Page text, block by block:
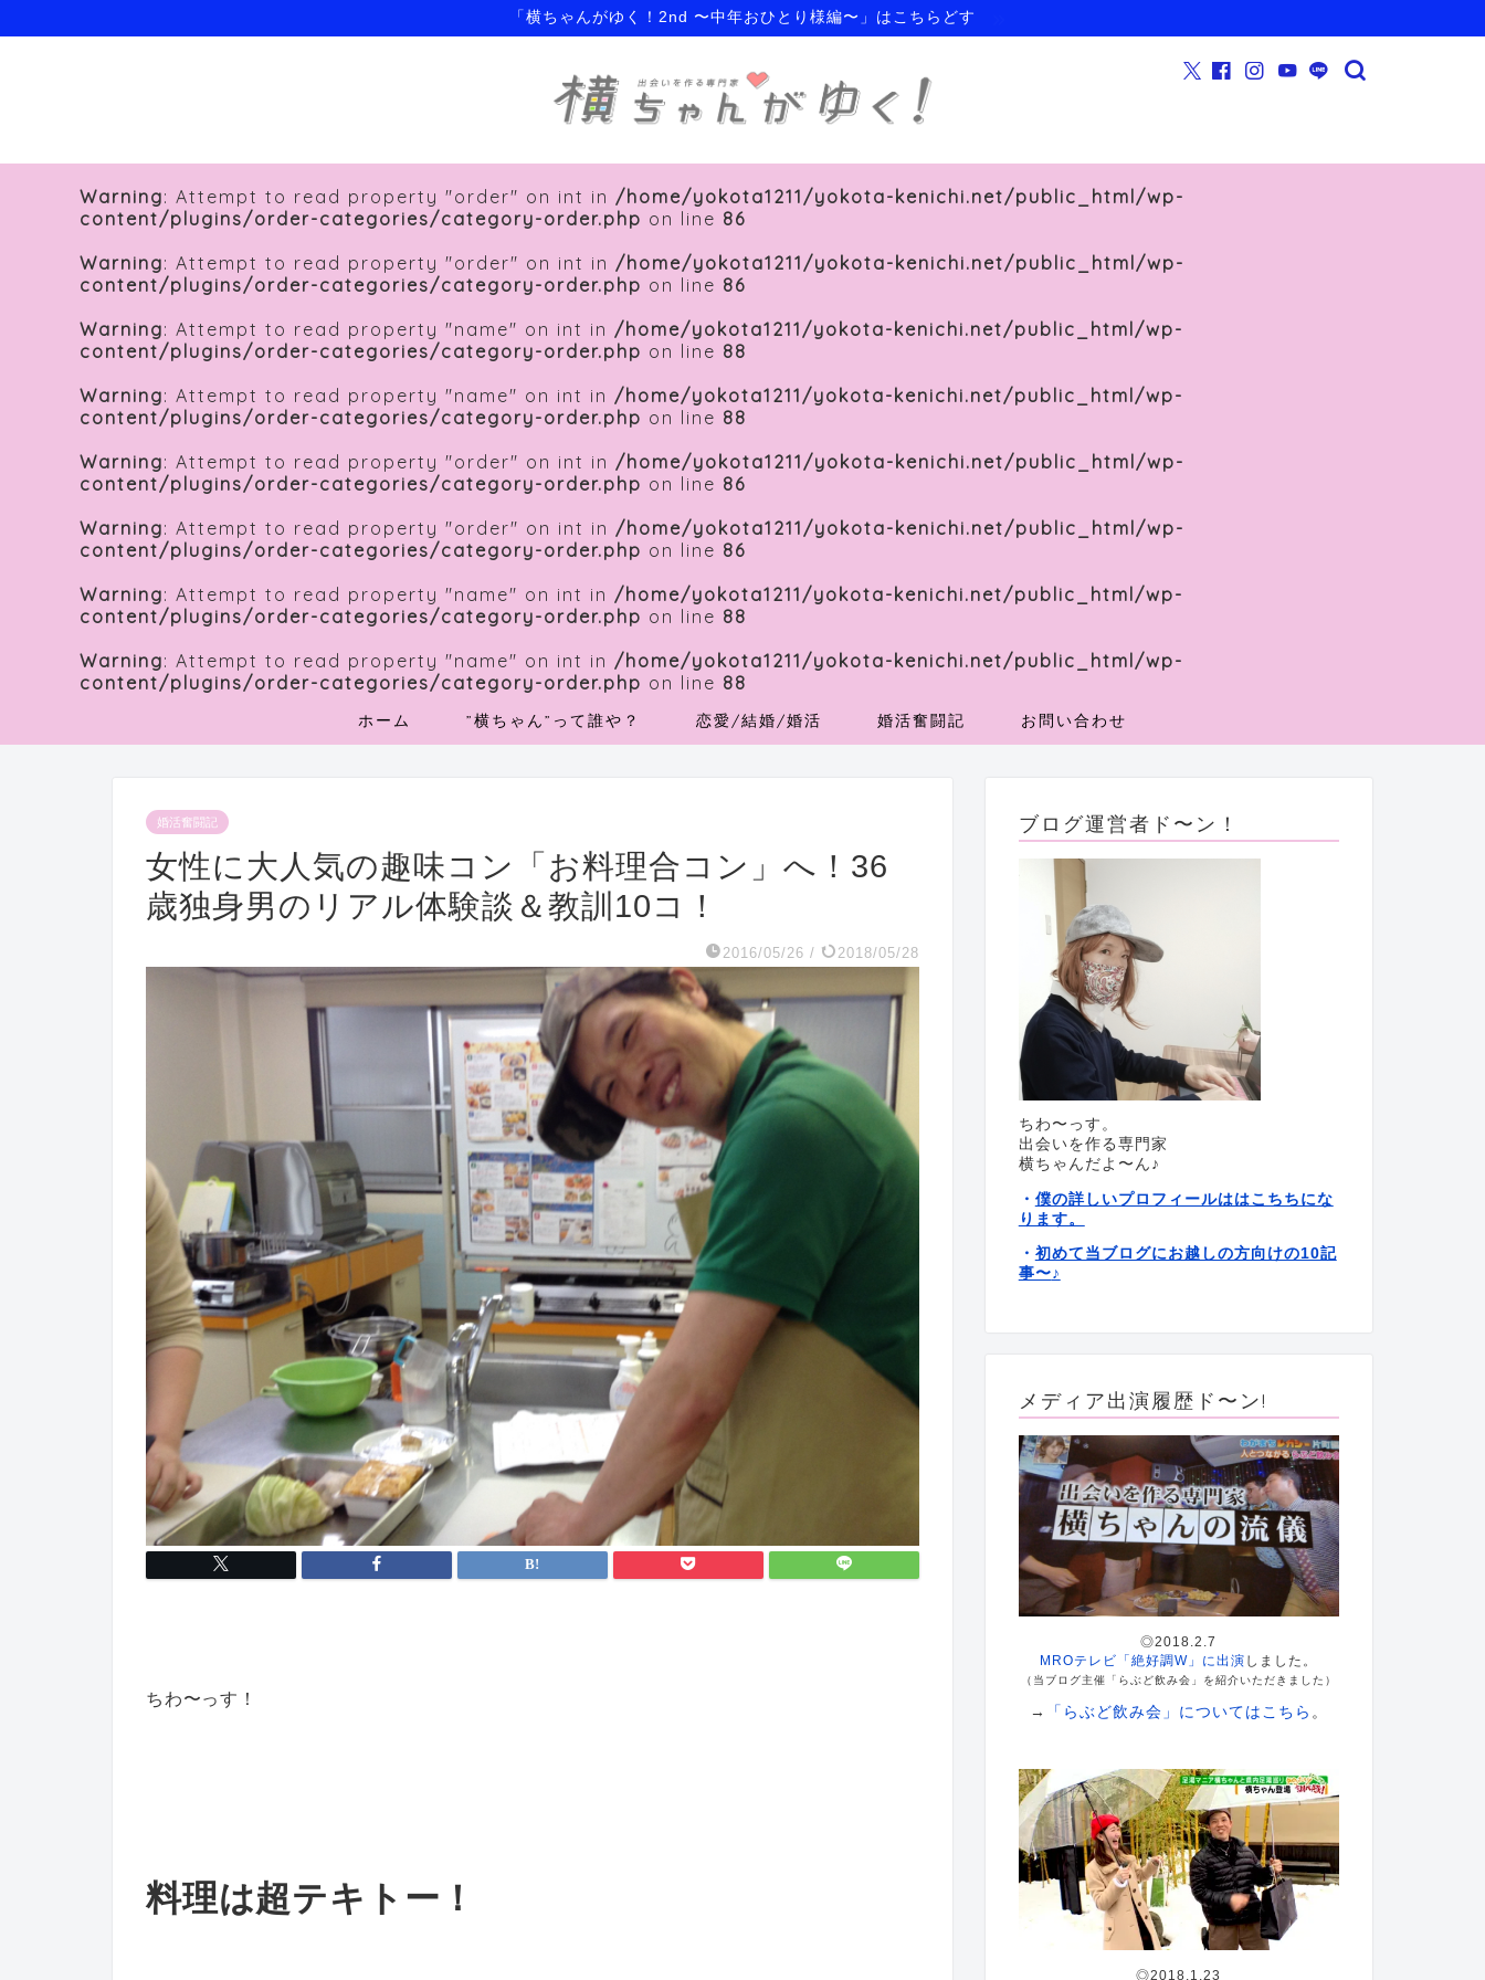
「横ちゃんがゆく！2nd 〜中年おひとり様編〜」はこちらどす
Warning: Attempt to read property "order" on int in /home/yokota1211/yokota-kenichi.net/public_html/wp-
content/plugins/order-categories/category-order.php on line 86
Warning: Attempt to read property "order" on int in /home/yokota1211/yokota-kenichi.net/public_html/wp-
content/plugins/order-categories/category-order.php on line 86
Warning: Attempt to read property "name" on int in /home/yokota1211/yokota-kenichi.net/public_html/wp-
content/plugins/order-categories/category-order.php on line 88
Warning: Attempt to read property "name" on int in /home/yokota1211/yokota-kenichi.net/public_html/wp-
content/plugins/order-categories/category-order.php on line 88
Warning: Attempt to read property "order" on int in /home/yokota1211/yokota-kenichi.net/public_html/wp-
content/plugins/order-categories/category-order.php on line 86
Warning: Attempt to read property "order" on int in /home/yokota1211/yokota-kenichi.net/public_html/wp-
content/plugins/order-categories/category-order.php on line 86
Warning: Attempt to read property "name" on int in /home/yokota1211/yokota-kenichi.net/public_html/wp-
content/plugins/order-categories/category-order.php on line 88
Warning: Attempt to read property "name" on int in /home/yokota1211/yokota-kenichi.net/public_html/wp-
content/plugins/order-categories/category-order.php on line 88
ホーム ”横ちゃん”って誰や？ 恋愛/結婚/婚活 婚活奮闘記 お問い合わせ
婚活奮闘記
女性に大人気の趣味コン「お料理合コン」へ！36
歳独身男のリアル体験談＆教訓10コ！
2016/05/26 / 2018/05/28
ちわ〜っす！
料理は超テキトー！
ブログ運営者ド〜ン！
ちわ〜っす。
出会いを作る専門家
横ちゃんだよ〜ん♪
・ 僕の詳しいプロフィールははこちちにな
ります。
・ 初めて当ブログにお越しの方向けの10記
事〜♪
メディア出演履歴ド〜ン!
◎2018.2.7
MROテレビ「絶好調W」に出演 しました。
（当ブログ主催「らぶど飲み会」を紹介いただきました）
→ 「らぶど飲み会」についてはこちら 。
◎2018.1.23